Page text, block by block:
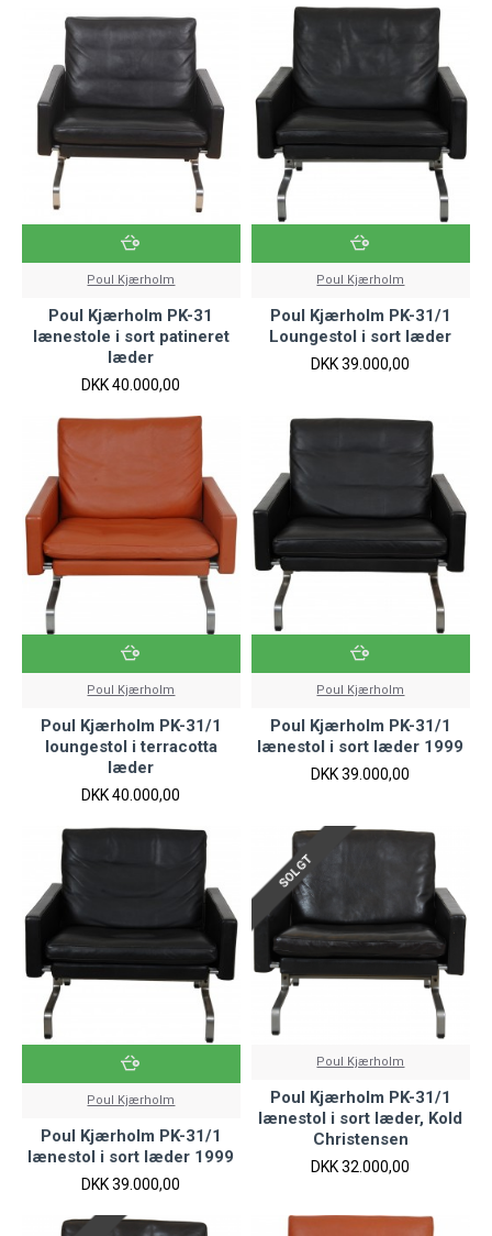
Poul Kjærholm
Poul Kjærholm PK-31
lænestole i sort patineret
læder
DKK 40.000,00
Poul Kjærholm
Poul Kjærholm PK-31/1
Loungestol i sort læder
DKK 39.000,00
Poul Kjærholm
Poul Kjærholm PK-31/1
loungestol i terracotta
læder
DKK 40.000,00
Poul Kjærholm
Poul Kjærholm PK-31/1
lænestol i sort læder 1999
DKK 39.000,00
Poul Kjærholm
Poul Kjærholm PK-31/1
lænestol i sort læder 1999
DKK 39.000,00
SOLGT
Poul Kjærholm
Poul Kjærholm PK-31/1
lænestol i sort læder, Kold
Christensen
DKK 32.000,00